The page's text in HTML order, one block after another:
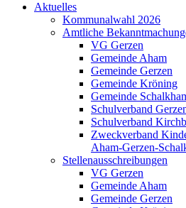
Aktuelles
Kommunalwahl 2026
Amtliche
VG Gerzen
Gemeinde Aham
Gemeinde Gerzen
Gemeinde Kröning
Gemeinde
Schulverband
Schulverband
Zweckverband
Aham-Gerzen-
Stellenausschreibungen
VG Gerzen
Gemeinde Aham
Gemeinde Gerzen